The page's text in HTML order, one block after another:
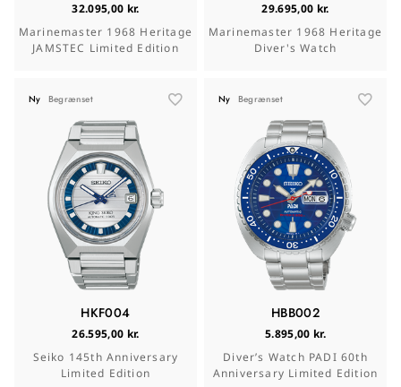
32.095,00 kr.
Marinemaster 1968 Heritage
JAMSTEC Limited Edition
29.695,00 kr.
Marinemaster 1968 Heritage
Diver's Watch
Ny Begrænset
HKF004
26.595,00 kr.
Seiko 145th Anniversary
Limited Edition
Ny Begrænset
HBB002
5.895,00 kr.
Diver’s Watch PADI 60th
Anniversary Limited Edition